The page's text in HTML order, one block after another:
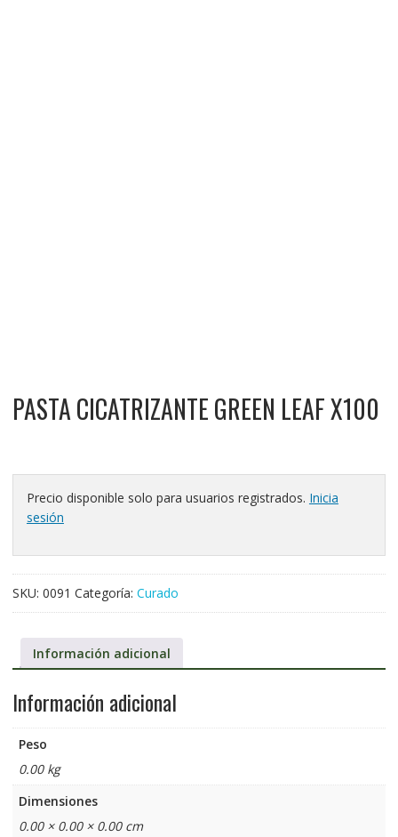
PASTA CICATRIZANTE GREEN LEAF X100
Precio disponible solo para usuarios registrados. Inicia
sesión
SKU: 0091 Categoría: Curado
Información adicional
Información adicional
Peso
0.00 kg
Dimensiones
0.00 × 0.00 × 0.00 cm